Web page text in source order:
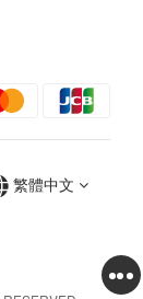
繁體中文